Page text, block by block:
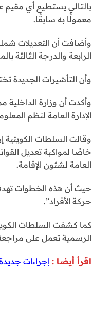
بالتالي يستطيع أي مقيم
معمولًا به سابقًا.
وأضافت أن التعديلات
الرابعة والدرجة الثالثة
وأن التأشيرات الجديدة
وأكدت أن وزارة
الإدارة العامة لنظم
وقالت السلطات الكويتية
خاصًا لمواكبة تعديل
العامة لشئون الإقامة.
حيث أن هذه الخطوات تهدف
حركة الأفراد”.
كما كشفت السلطات
الرسمية تعمل على
اقرأ أيضا : إجراءات جديدة